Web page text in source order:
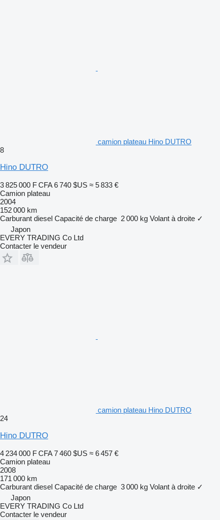
camion plateau Hino DUTRO
8
Hino DUTRO
3 825 000 F CFA 6 740 $US ≈ 5 833 €
Camion plateau
2004
152 000 km
Carburant diesel Capacité de charge 2 000 kg Volant à droite ✓
Japon
EVERY TRADING Co Ltd
Contacter le vendeur
camion plateau Hino DUTRO
24
Hino DUTRO
4 234 000 F CFA 7 460 $US ≈ 6 457 €
Camion plateau
2008
171 000 km
Carburant diesel Capacité de charge 3 000 kg Volant à droite ✓
Japon
EVERY TRADING Co Ltd
Contacter le vendeur